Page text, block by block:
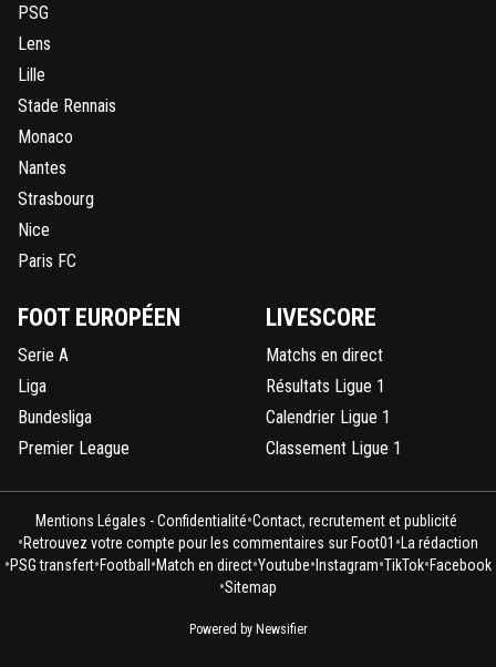
PSG
Lens
Lille
Stade Rennais
Monaco
Nantes
Strasbourg
Nice
Paris FC
FOOT EUROPÉEN
Serie A
Liga
Bundesliga
Premier League
LIVESCORE
Matchs en direct
Résultats Ligue 1
Calendrier Ligue 1
Classement Ligue 1
Mentions Légales - Confidentialité•Contact, recrutement et publicité
•Retrouvez votre compte pour les commentaires sur Foot01 • La rédaction
•PSG transfert•Football •Match en direct•Youtube• Instagram•TikTok•Facebook
•Sitemap
Powered by Newsifier